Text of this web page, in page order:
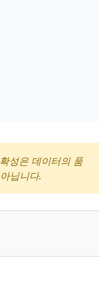
성은 데이터의 품
닙니다.